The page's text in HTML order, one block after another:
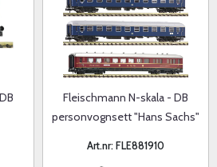
Fleischmann N-skala - DB
personvognsett "Hans Sachs"
Art.nr: FLE881910